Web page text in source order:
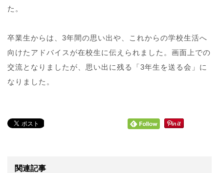
た。
卒業生からは、3年間の思い出や、これからの学校生活へ
向けたアドバイスが在校生に伝えられました。画面上での
交流となりましたが、思い出に残る「3年生を送る会」に
なりました。
関連記事